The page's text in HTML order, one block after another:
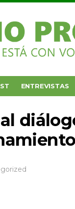
ENTREVISTAS